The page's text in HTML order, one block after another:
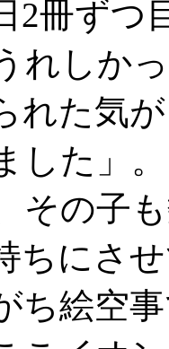
2冊ずつ
れしか
れた気
した」。
その子
ちにさ
ち絵空